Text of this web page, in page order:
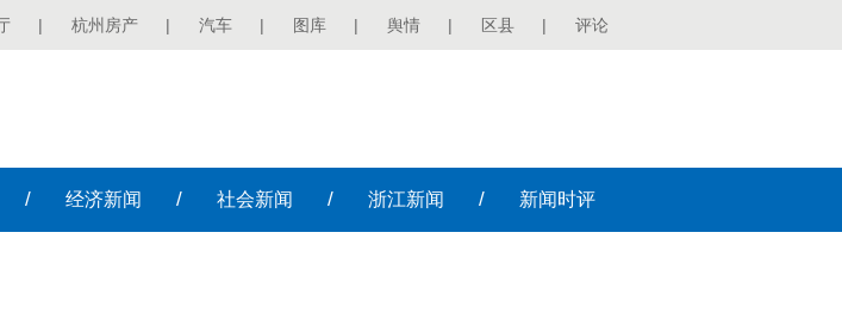
| 杭州房产 | 汽车 | 图库 | 舆情 | 区县 | 评论
/ 经济新闻 / 社会新闻 / 浙江新闻 / 新闻时评